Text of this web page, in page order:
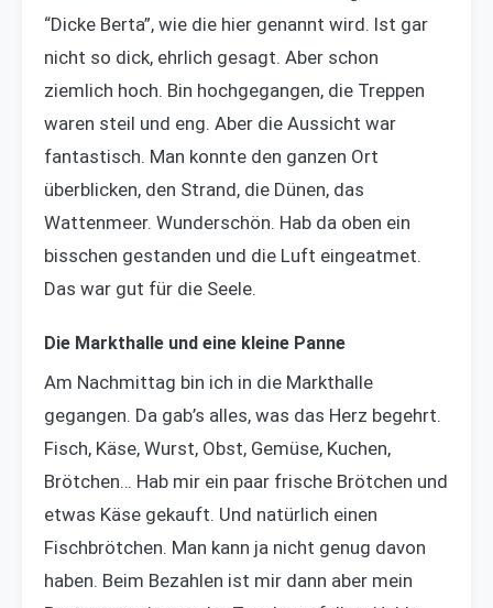
“Dicke Berta”, wie die hier genannt wird. Ist gar
nicht so dick, ehrlich gesagt. Aber schon
ziemlich hoch. Bin hochgegangen, die Treppen
waren steil und eng. Aber die Aussicht war
fantastisch. Man konnte den ganzen Ort
überblicken, den Strand, die Dünen, das
Wattenmeer. Wunderschön. Hab da oben ein
bisschen gestanden und die Luft eingeatmet.
Das war gut für die Seele.
Die Markthalle und eine kleine Panne
Am Nachmittag bin ich in die Markthalle
gegangen. Da gab’s alles, was das Herz begehrt.
Fisch, Käse, Wurst, Obst, Gemüse, Kuchen,
Brötchen… Hab mir ein paar frische Brötchen und
etwas Käse gekauft. Und natürlich einen
Fischbrötchen. Man kann ja nicht genug davon
haben. Beim Bezahlen ist mir dann aber mein